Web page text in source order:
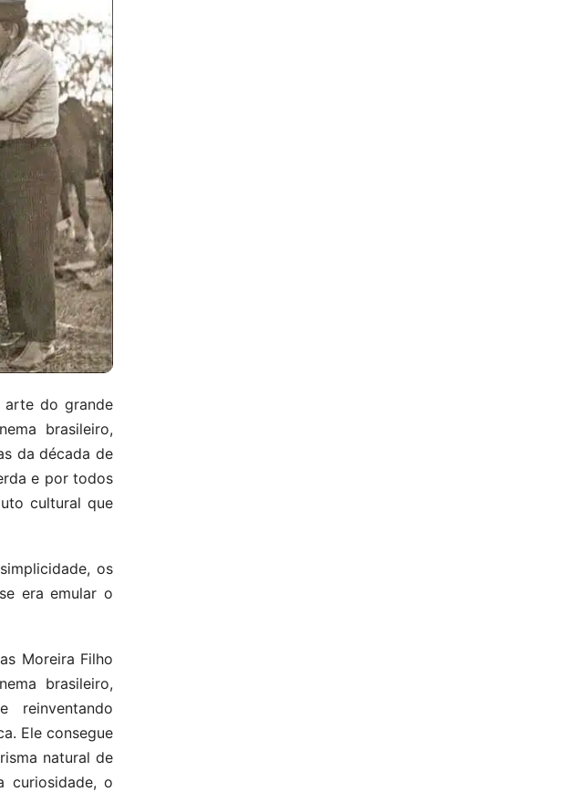
arte do grande
brasileiro,
da década de
e por todos
cultural que
os
era emular o
Moreira Filho
brasileiro,
reinventando
Ele consegue
natural de
curiosidade, o